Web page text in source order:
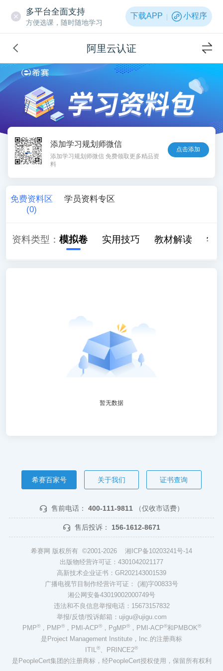
多平台全面支持
方便选课，随时随地学习
下载APP 小程序
阿里云认证
添加学习规划师微信
添加学习规划师微信 免费领取更多精品资
料
点击添加
免费资料区
(0)
学员资料专区
资料类型：
历年真题 模拟卷 实用技巧 教材解读 学
暂无数据
希赛百家号 关于我们 证书查询
售前电话： 400-111-9811 （仅收市话费）
售后投诉： 156-1612-8671
希赛网 版权所有 ©2001-2026 湘ICP备10203241号-14
出版物经营许可证：4301042021177
高新技术企业证书：GR202143001539
广播电视节目制作经营许可证： (湘)字00833号
湘公网安备43019002000749号
违法和不良信息举报电话：15673157832
举报/反馈/投诉邮箱：ujigu@ujigu.com
PMP®，PMP®，PMI-ACP®，PgMP®，PMI-ACP®和PMBOK®
是Project Management Institute，Inc.的注册商标
ITIL®、PRINCE2®
是PeopleCert集团的注册商标，经PeopleCert授权使用，保留所有权利